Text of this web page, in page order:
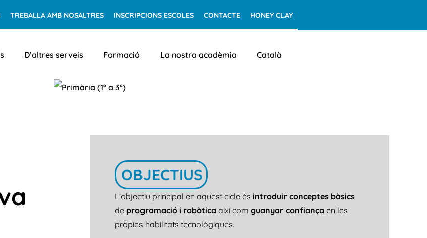
TREBALLA AMB NOSALTRES INSCRIPCIONS ESCOLES CONTACTE HONEY CLAY
D’altres serveis Formació La nostra acadèmia Català
OBJECTIUS
L’objectiu principal en aquest cicle és introduir conceptes bàsics
de programació i robòtica així com guanyar confiança en les
pròpies habilitats tecnològiques.